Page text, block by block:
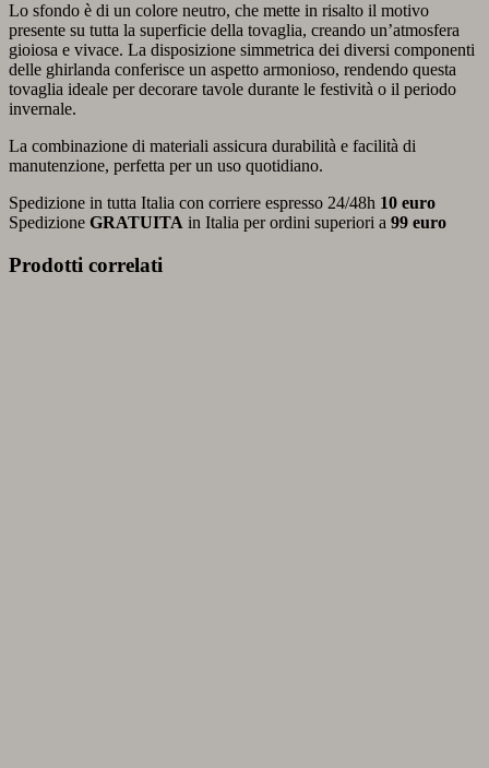
Lo sfondo è di un colore neutro, che mette in risalto il motivo
presente su tutta la superficie della tovaglia, creando un’atmosfera
gioiosa e vivace. La disposizione simmetrica dei diversi componenti
delle ghirlanda conferisce un aspetto armonioso, rendendo questa
tovaglia ideale per decorare tavole durante le festività o il periodo
invernale.
La combinazione di materiali assicura durabilità e facilità di
manutenzione, perfetta per un uso quotidiano.
Spedizione in tutta Italia con corriere espresso 24/48h 10 euro
Spedizione GRATUITA in Italia per ordini superiori a 99 euro
Prodotti correlati